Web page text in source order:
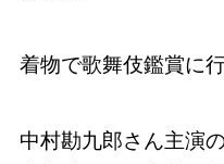
着物で歌舞伎鑑賞に
中村勘九郎さん主演